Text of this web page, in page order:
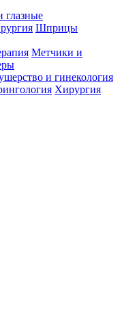
глазные
Шприцы
Метчики и
и гинекология
Хирургия